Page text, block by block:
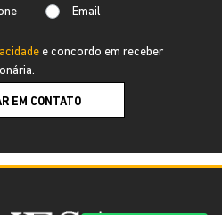
Email
e concordo em receber
EM CONTATO